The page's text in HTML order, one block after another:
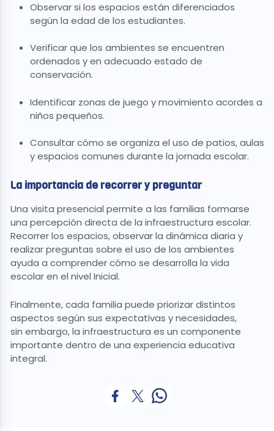
Observar si los espacios están diferenciados
según la edad de los estudiantes.
Verificar que los ambientes se encuentren
ordenados y en adecuado estado de
conservación.
Identificar zonas de juego y movimiento acordes a
niños pequeños.
Consultar cómo se organiza el uso de patios, aulas
y espacios comunes durante la jornada escolar.
La importancia de recorrer y preguntar
Una visita presencial permite a las familias formarse
una percepción directa de la infraestructura escolar.
Recorrer los espacios, observar la dinámica diaria y
realizar preguntas sobre el uso de los ambientes
ayuda a comprender cómo se desarrolla la vida
escolar en el nivel Inicial.
Finalmente, cada familia puede priorizar distintos
aspectos según sus expectativas y necesidades,
sin embargo, la infraestructura es un componente
importante dentro de una experiencia educativa
integral.